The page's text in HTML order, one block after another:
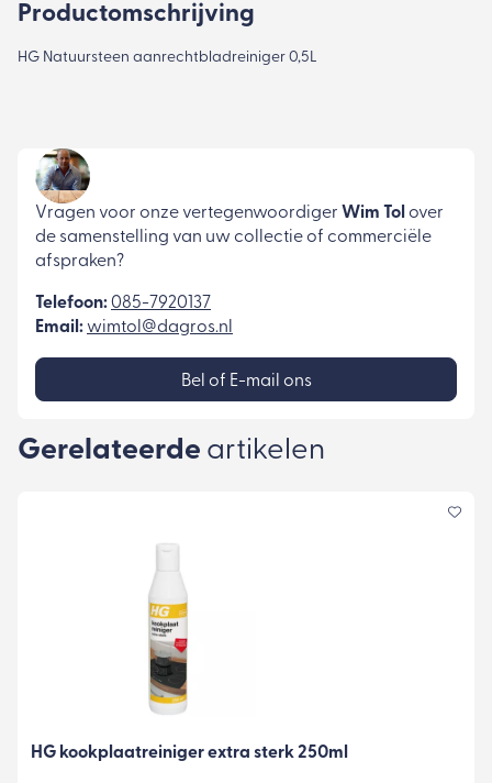
Productomschrijving
HG Natuursteen aanrechtbladreiniger 0,5L
Vragen voor onze vertegenwoordiger Wim Tol over
de samenstelling van uw collectie of commerciële
afspraken?
Bel of E-mail ons
Telefoon:085-7920137
Email:wimtol@dagros.nl
Gerelateerde artikelen
HG kookplaatreiniger extra sterk 250ml